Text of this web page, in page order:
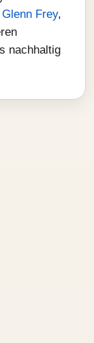
Glenn Frey,
nachhaltig